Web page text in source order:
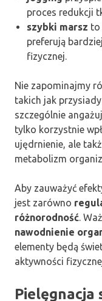
proces redukcji
szybki marsz to
preferują
fizycznej.
Nie zapominajmy
takich jak
szczególnie
tylko korzystnie
ujędrnienie, ale
metabolizm
Aby zauważyć
jest zarówno
różnorodność.
nawodnienie
elementy będą
aktywności
Pielęgnacja